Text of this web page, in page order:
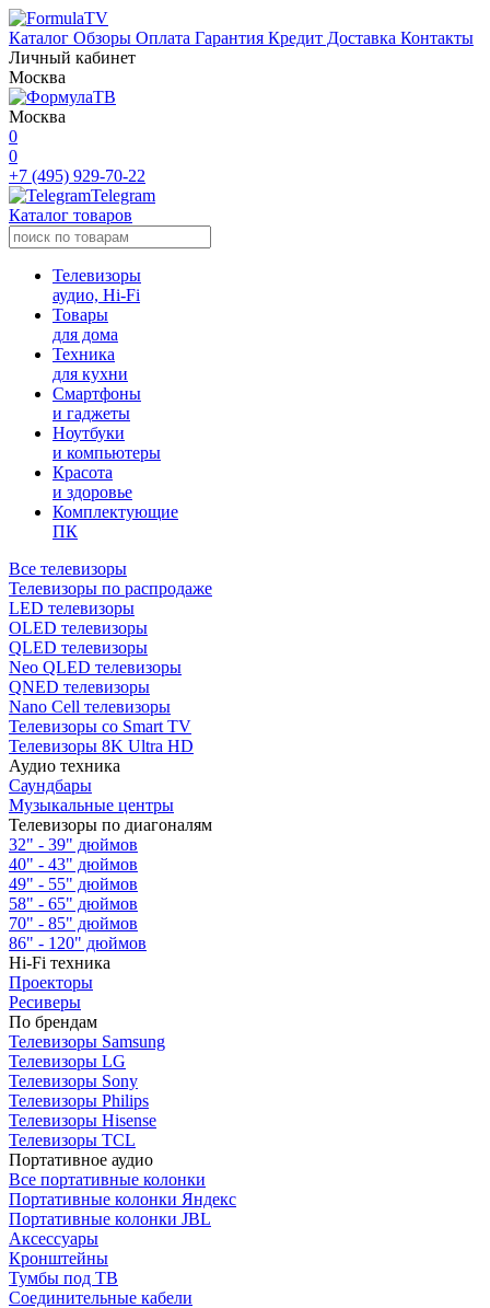
Каталог Обзоры Оплата Гарантия Кредит Доставка Контакты
Личный кабинет
Москва
Москва
0
0
+7 (495) 929-70-22
Telegram
Каталог товаров
Телевизоры
аудио, Hi-Fi
Товары
для дома
Техника
для кухни
Смартфоны
и гаджеты
Ноутбуки
и компьютеры
Красота
и здоровье
Комплектующие
ПК
Все телевизоры
Телевизоры по распродаже
LED телевизоры
OLED телевизоры
QLED телевизоры
Neo QLED телевизоры
QNED телевизоры
Nano Cell телевизоры
Телевизоры со Smart TV
Телевизоры 8K Ultra HD
Аудио техника
Саундбары
Музыкальные центры
Телевизоры по диагоналям
32" - 39" дюймов
40" - 43" дюймов
49" - 55" дюймов
58" - 65" дюймов
70" - 85" дюймов
86" - 120" дюймов
Hi-Fi техника
Проекторы
Ресиверы
По брендам
Телевизоры Samsung
Телевизоры LG
Телевизоры Sony
Телевизоры Philips
Телевизоры Hisense
Телевизоры TCL
Портативное аудио
Все портативные колонки
Портативные колонки Яндекс
Портативные колонки JBL
Аксессуары
Кронштейны
Тумбы под ТВ
Соединительные кабели